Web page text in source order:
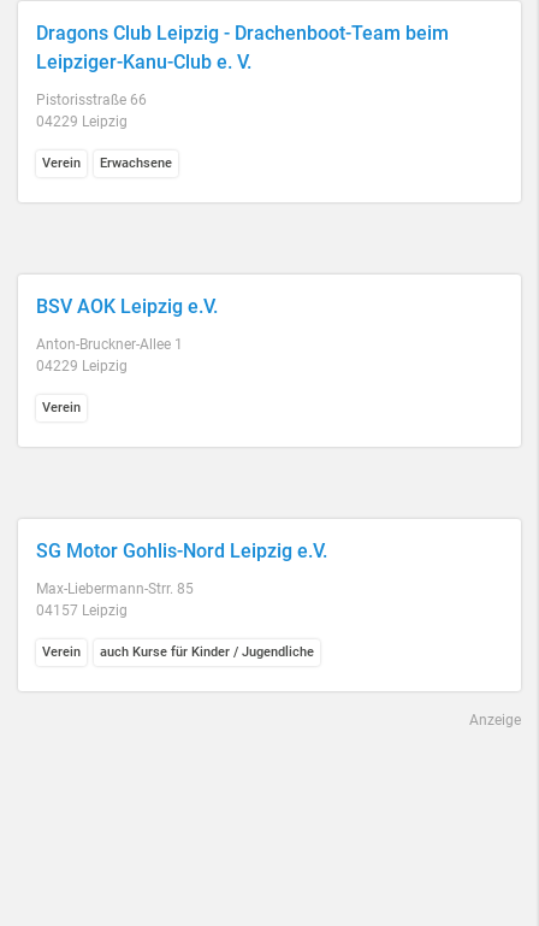
Dragons Club Leipzig - Drachenboot-Team beim
Leipziger-Kanu-Club e. V.
Pistorisstraße 66
04229 Leipzig
Verein Erwachsene
BSV AOK Leipzig e.V.
Anton-Bruckner-Allee 1
04229 Leipzig
Verein
SG Motor Gohlis-Nord Leipzig e.V.
Max-Liebermann-Strr. 85
04157 Leipzig
Verein auch Kurse für Kinder / Jugendliche
Anzeige